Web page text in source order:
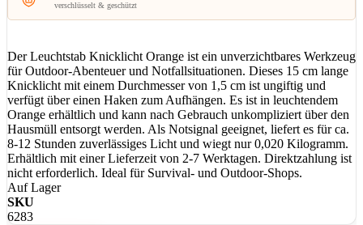
verschlüsselt & geschützt
Der Leuchtstab Knicklicht Orange ist ein unverzichtbares Werkzeug
für Outdoor-Abenteuer und Notfallsituationen. Dieses 15 cm lange
Knicklicht mit einem Durchmesser von 1,5 cm ist ungiftig und
verfügt über einen Haken zum Aufhängen. Es ist in leuchtendem
Orange erhältlich und kann nach Gebrauch unkompliziert über den
Hausmüll entsorgt werden. Als Notsignal geeignet, liefert es für ca.
8-12 Stunden zuverlässiges Licht und wiegt nur 0,020 Kilogramm.
Erhältlich mit einer Lieferzeit von 2-7 Werktagen. Direktzahlung ist
nicht erforderlich. Ideal für Survival- und Outdoor-Shops.
Auf Lager
SKU
6283